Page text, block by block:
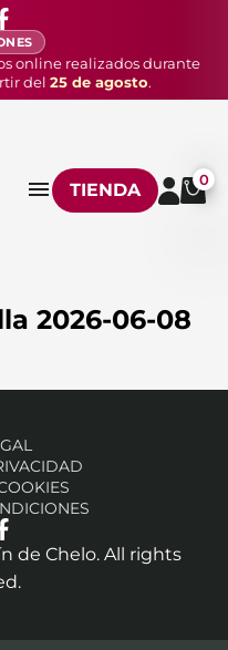
online realizados durante
del 25 de agosto.
TIENDA 0
2026-06-08
de Chelo. All rights